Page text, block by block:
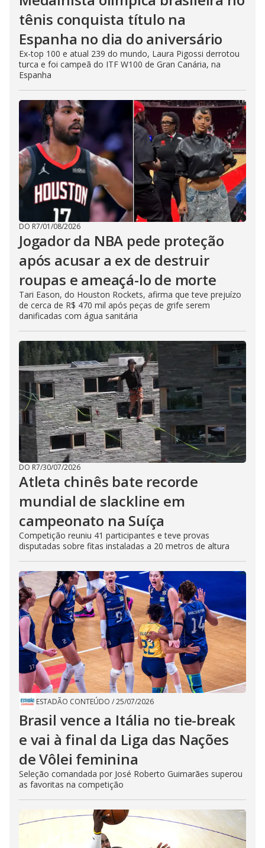
tênis conquista título na
Espanha no dia do aniversário
Ex-top 100 e atual 239 do mundo, Laura Pigossi derrotou
turca e foi campeã do ITF W100 de Gran Canária, na
Espanha
DO R7/01/08/2026
Jogador da NBA pede proteção
após acusar a ex de destruir
roupas e ameaçá-lo de morte
Tari Eason, do Houston Rockets, afirma que teve prejuízo
de cerca de R$ 470 mil após peças de grife serem
danificadas com água sanitária
DO R7/30/07/2026
Atleta chinês bate recorde
mundial de slackline em
campeonato na Suíça
Competição reuniu 41 participantes e teve provas
disputadas sobre fitas instaladas a 20 metros de altura
ESTADÃO CONTEÚDO /25/07/2026
Brasil vence a Itália no tie-break
e vai à final da Liga das Nações
de Vôlei feminina
Seleção comandada por José Roberto Guimarães superou
as favoritas na competição